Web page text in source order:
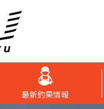
最新釣果情報